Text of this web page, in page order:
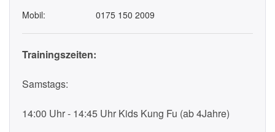
Mobil:
0175 150 2009
Trainingszeiten:
Samstags:
14:00 Uhr - 14:45 Uhr Kids Kung Fu (ab 4Jahre)